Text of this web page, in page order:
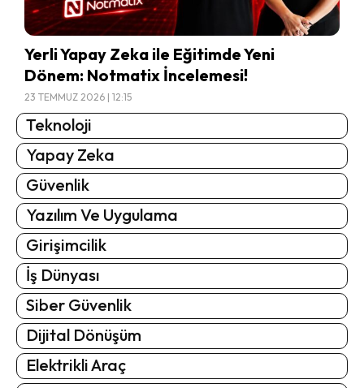
Yerli Yapay Zeka ile Eğitimde Yeni
Dönem: Notmatix İncelemesi!
23 TEMMUZ 2026 | 12:15
Teknoloji
Yapay Zeka
Güvenlik
Yazılım Ve Uygulama
Girişimcilik
İş Dünyası
Siber Güvenlik
Dijital Dönüşüm
Elektrikli Araç